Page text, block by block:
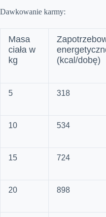
Dawkowanie karmy:
Masa
ciała w
kg
(kcal/dobę)
5 318
10 534
15 724
20 898